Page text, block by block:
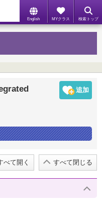
English MYクラス 検索トップ
べて開く すべて閉じる